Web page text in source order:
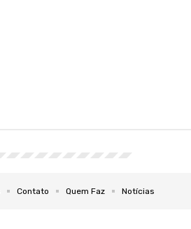
Contato Quem Faz Notícias